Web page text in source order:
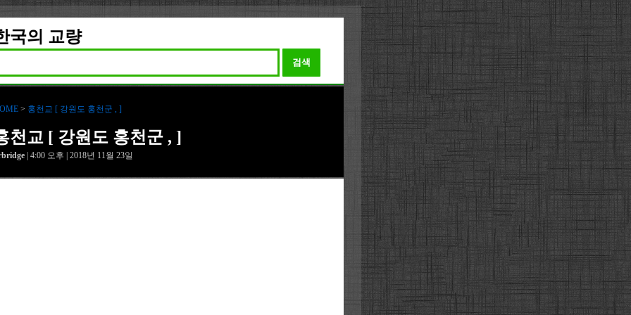
국의 교량
검색
> 홍천교 [ 강원도 홍천군 , ]
천교 [ 강원도 홍천군 , ]
| 4:00 오후 | 2018년 11월 23일